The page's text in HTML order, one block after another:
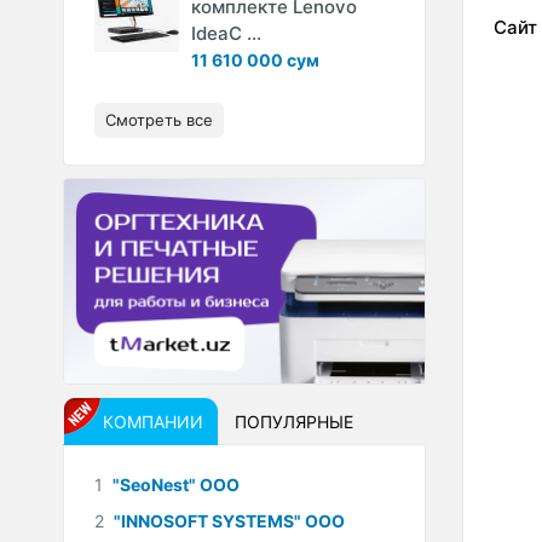
Сайт
комплекте Lenovo
IdeaC ...
11 610 000 сум
Смотреть все
КОМПАНИИ ПОПУЛЯРНЫЕ
1 "SeoNest" ООО
2 "INNOSOFT SYSTEMS" ООО